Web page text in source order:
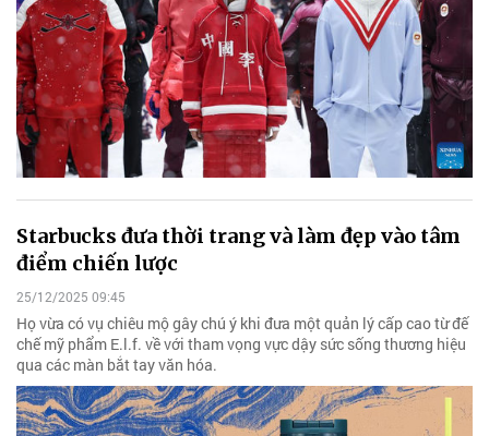
Starbucks đưa thời trang và làm đẹp vào tâm
điểm chiến lược
25/12/2025 09:45
Họ vừa có vụ chiêu mộ gây chú ý khi đưa một quản lý cấp cao từ đế
chế mỹ phẩm E.l.f. về với tham vọng vực dậy sức sống thương hiệu
qua các màn bắt tay văn hóa.